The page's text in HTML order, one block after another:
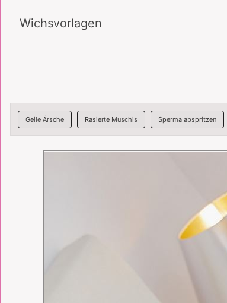
Wichsvorlagen
Geile Ärsche Rasierte Muschis Sperma abspritzen